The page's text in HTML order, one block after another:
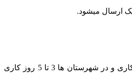
تحویل در تهران در 2 روز کاری و در شهرستان ها 3 تا 5 روز کاری